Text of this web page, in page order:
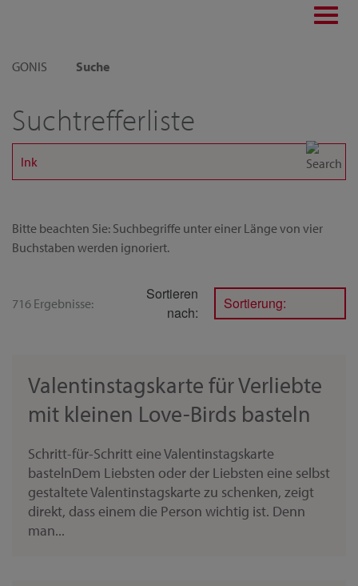
GONIS
Suche
Suchtrefferliste
Bitte beachten Sie: Suchbegriffe unter einer Länge von vier
Buchstaben werden ignoriert.
716 Ergebnisse:
Sortieren
nach:
Sortierung:
Valentinstagskarte für Verliebte
mit kleinen Love-Birds basteln
Schritt-für-Schritt eine Valentinstagskarte
bastelnDem Liebsten oder der Liebsten eine selbst
gestaltete Valentinstagskarte zu schenken, zeigt
direkt, dass einem die Person wichtig ist. Denn
man...